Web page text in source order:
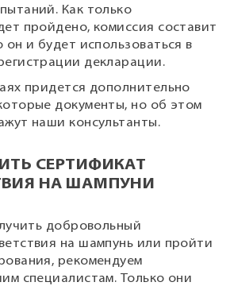
Как только
пройдено, комиссия составит
и будет использоваться в
декларации.
придется дополнительно
документы, но об этом
наши консультанты.
СЕРТИФИКАТ
НА ШАМПУНИ
добровольный
на шампунь или пройти
рекомендуем
специалистам. Только они